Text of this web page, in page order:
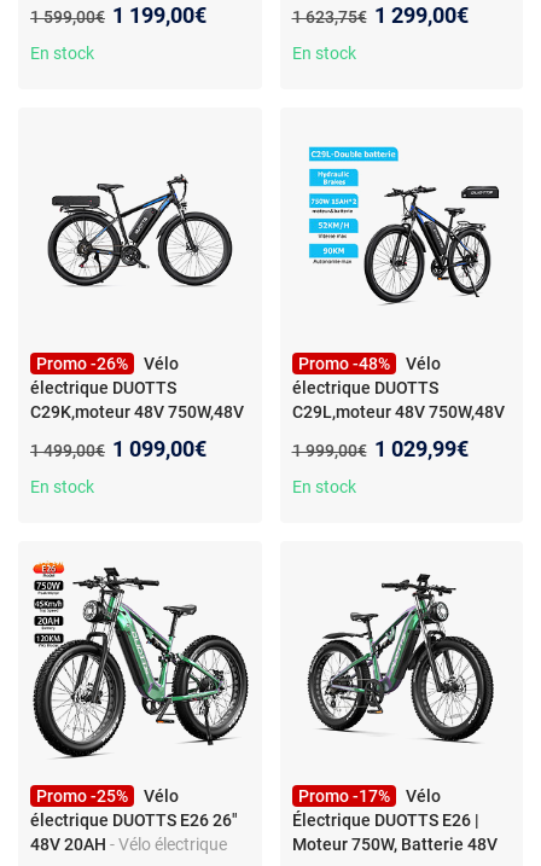
29" Moteur 250W Vitesse
Maximale 40Km/h, vélo
Ancien prix :
1 599,00€ Nouveau prix :
1 199,00€
En stock
Vitesse Max 50km/h
Ancien prix :
1 623,75€ Nouveau prix :
1 299,00€
En stock
Promo -26%
Vélo
électrique DUOTTS
C29K,moteur 48V 750W,48V
Vélo électrique DUOTTS
C29K,moteur 48V 750W,48V
90km,Noir
Ancien prix :
1 499,00€ Nouveau prix :
1 099,00€
En stock
Promo -48%
Vélo
électrique DUOTTS
C29L,moteur 48V 750W,48V
hydrauliques,Noir- Vélo
électrique DUOTTS
hydrauliques,Noir
Ancien prix :
1 999,00€ Nouveau prix :
1 029,99€
En stock
Promo -25%
Vélo
électrique DUOTTS E26 26"
48V 20AH - Vélo électrique
Promo -17%
Vélo
Électrique DUOTTS E26 |
Moteur 750W, Batterie 48V